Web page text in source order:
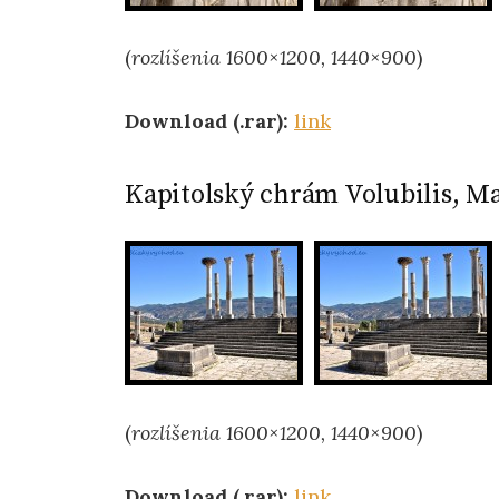
(rozlíšenia 1600×1200, 1440×900)
Download (.rar): link
Kapitolský chrám Volubilis,
(rozlíšenia 1600×1200, 1440×900)